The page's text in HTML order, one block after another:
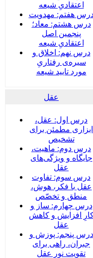
اعتقادیِ شیعه
هفتم: مهدویت
درس هشتم: معاد؛
پنجمین اصل
اعتقادیِ شیعه
درس نهم: اخلاق و
سیره‌ی رفتاریِ
مورد تایید شیعه
عقل
درس اول: عقل،
ابزاری مطمئن برای
تشخیص
درس دوم: ماهیت،
جایگاه و ویژگی‌های
عقل
درس سوم: تفاوت
عقل با فکر، هوش،
منطق و تخصّص
درس چهارم: ساز و
افزایش و کاهش
عقل
درس پنجم: پوزش و
جبران، راهی برای
تقویت نور عقل